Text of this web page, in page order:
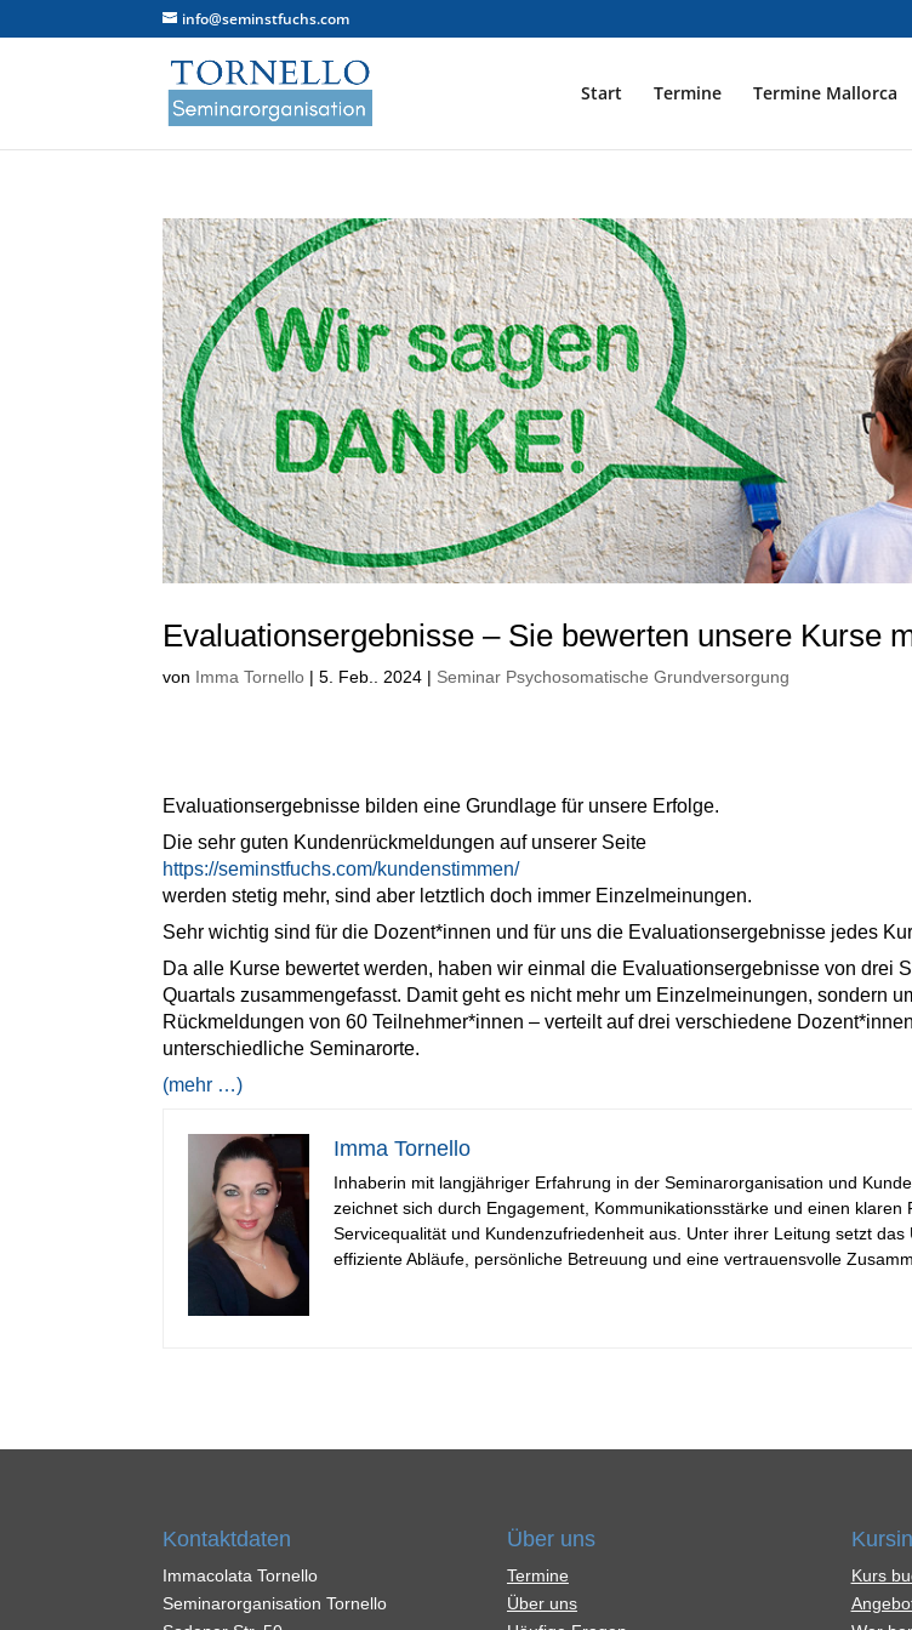
info@seminstfuchs.com
Start Termine Termine Mallorca
Evaluationsergebnisse – Sie bewerten unsere Kurse
von Imma Tornello |5. Feb.. 2024 | Seminar Psychosomatische Grundversorgung
Evaluationsergebnisse bilden eine Grundlage für unsere Erfolge.
Die sehr guten Kundenrückmeldungen auf unserer Seite
https://seminstfuchs.com/kundenstimmen/
werden stetig mehr, sind aber letztlich doch immer Einzelmeinungen.
Sehr wichtig sind für die Dozent*innen und für uns die Evaluationsergebnisse jedes
Da alle Kurse bewertet werden, haben wir einmal die Evaluationsergebnisse von drei
Quartals zusammengefasst. Damit geht es nicht mehr um Einzelmeinungen, sondern
Rückmeldungen von 60 Teilnehmer*innen – verteilt auf drei verschiedene
unterschiedliche Seminarorte.
(mehr …)
Imma Tornello
Inhaberin mit langjähriger Erfahrung in der Seminarorganisation und
zeichnet sich durch Engagement, Kommunikationsstärke und einen klaren
Servicequalität und Kundenzufriedenheit aus. Unter ihrer Leitung setzt das
effiziente Abläufe, persönliche Betreuung und eine vertrauensvolle
Kontaktdaten
Immacolata Tornello
Seminarorganisation Tornello
Über uns
Termine
Über uns
Kurs